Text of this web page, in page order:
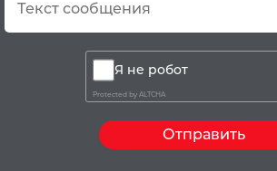
Я не робот
Protected by ALTCHA
Отправить